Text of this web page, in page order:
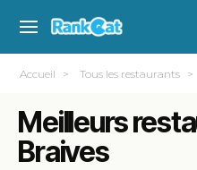
Accueil Tous les restaurants
Meilleurs
Braives